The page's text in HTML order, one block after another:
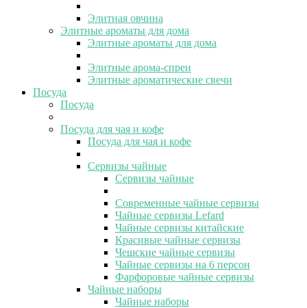
Элитная овчина
Элитные ароматы для дома
Элитные ароматы для дома
Элитные арома-спреи
Элитные ароматические свечи
Посуда
Посуда
Посуда для чая и кофе
Посуда для чая и кофе
Сервизы чайные
Сервизы чайные
Современные чайные сервизы
Чайные сервизы Lefard
Чайные сервизы китайские
Красивые чайные сервизы
Чешские чайные сервизы
Чайные сервизы на 6 персон
Фарфоровые чайные сервизы
Чайные наборы
Чайные наборы